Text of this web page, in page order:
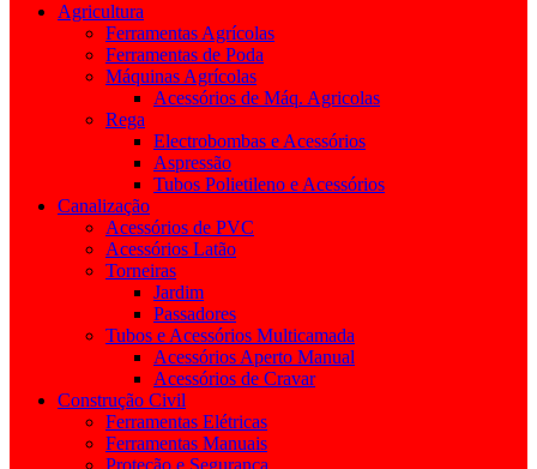
Agricultura
Ferramentas Agrícolas
Ferramentas de Poda
Máquinas Agrícolas
Acessórios de Máq. Agricolas
Rega
Electrobombas e Acessórios
Aspressão
Tubos Polietileno e Acessórios
Canalização
Acessórios de PVC
Acessórios Latão
Torneiras
Jardim
Passadores
Tubos e Acessórios Multicamada
Acessórios Aperto Manual
Acessórios de Cravar
Construção Civil
Ferramentas Elétricas
Ferramentas Manuais
Proteção e Segurança